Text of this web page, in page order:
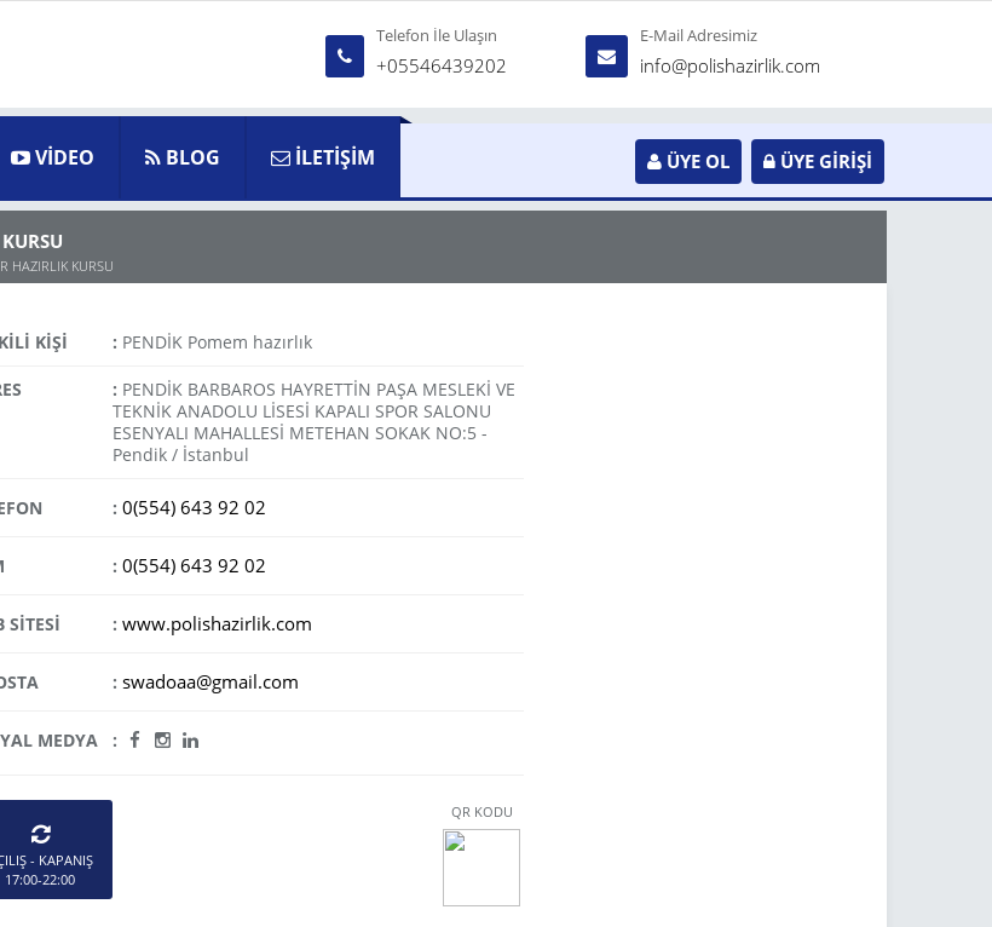
Telefon İle Ulaşın
+05546439202
E-Mail Adresimiz
info@polishazirlik.com
VİDEO BLOG İLETİŞİM ÜYE OL ÜYE GİRİŞİ
HAZIRLIK KURSU
KİŞİ : PENDİK Pomem hazırlık
: PENDİK BARBAROS HAYRETTİN PAŞA MESLEKİ VE
TEKNİK ANADOLU LİSESİ KAPALI SPOR SALONU
ESENYALI MAHALLESİ METEHAN SOKAK NO:5 -
Pendik / İstanbul
: 0(554) 643 92 02
: 0(554) 643 92 02
SİTESİ : www.polishazirlik.com
: swadoaa@gmail.com
MEDYA :
- KAPANIŞ
17:00-22:00
QR KODU